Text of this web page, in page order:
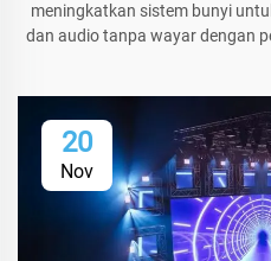
meningkatkan sistem bunyi
dan audio tanpa wayar dengan
20
Nov